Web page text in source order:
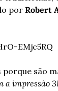
por Robert
EMjc5RQ
porque são
a impressão